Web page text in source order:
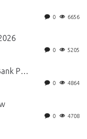
0 6656
0 5205
Karta Szkolna Santander Bank Polska S.A.
0 4864
0 4708